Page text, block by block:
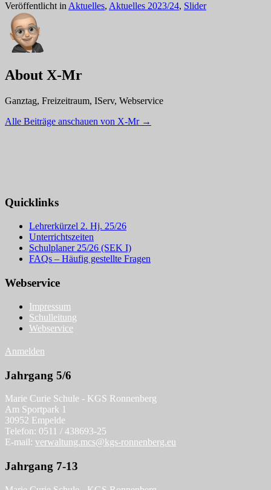
Veröffentlicht in Aktuelles, Aktuelles 2023/24, Slider
About X-Mr
Ganztag, Freizeitraum, IServ, Webservice
Alle Beiträge anschauen von X-Mr →
Quicklinks
Lehrerkürzel 2. Hj. 25/26
Unterrichtszeiten
Schulplaner 25/26 (SEK I)
FAQs – Häufig gestellte Fragen
Webservice
Impressum
Schulleitung
Webservice
Anmelden
Jahrgang 5/6
Marie Curie Schule - KGS Ronnenberg
Am Sportpark 1
30952 Empelde
Telefon: 0511 / 438693-25
E-mail: verwaltung.mcs@kgs-ronnenberg.eu
Jahrgang 7-13